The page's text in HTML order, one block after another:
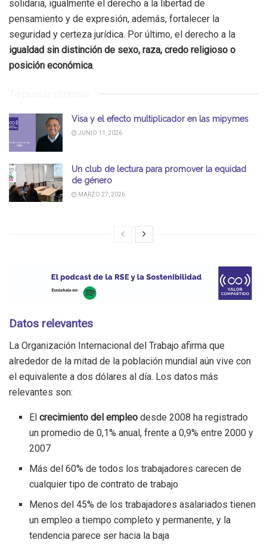
solidaria, igualmente el derecho a la libertad de
pensamiento y de expresión, además, fortalecer la
seguridad y certeza jurídica. Por último, el derecho a la
igualdad sin distinción de sexo, raza, credo religioso o
posición económica.
Te puede interesar
Visa y el efecto multiplicador en las mipymes
JUNIO 11, 2026
Un club de lectura para promover la equidad
de género
MARZO 27, 2026
Datos relevantes
La Organización Internacional del Trabajo afirma que
alrededor de la mitad de la población mundial aún vive con
el equivalente a dos dólares al día. Los datos más
relevantes son:
Elcrecimiento del empleo desde 2008 ha registrado
un promedio de 0,1% anual, frente a 0,9% entre 2000 y
2007
Más del 60% de todos los trabajadores carecen de
cualquier tipo de contrato de trabajo
Menos del 45% de los trabajadores asalariados tienen
un empleo a tiempo completo y permanente, y la
tendencia parece ser hacia la baja